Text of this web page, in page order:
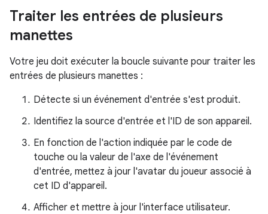
Traiter les entrées de plusieurs
manettes
Votre jeu doit exécuter la boucle suivante pour traiter les
entrées de plusieurs manettes :
Détecte si un événement d'entrée s'est produit.
Identifiez la source d'entrée et l'ID de son appareil.
En fonction de l'action indiquée par le code de
touche ou la valeur de l'axe de l'événement
d'entrée, mettez à jour l'avatar du joueur associé à
cet ID d'appareil.
Afficher et mettre à jour l'interface utilisateur.